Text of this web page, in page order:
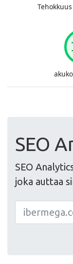
SEO
SEO
joka auttaa